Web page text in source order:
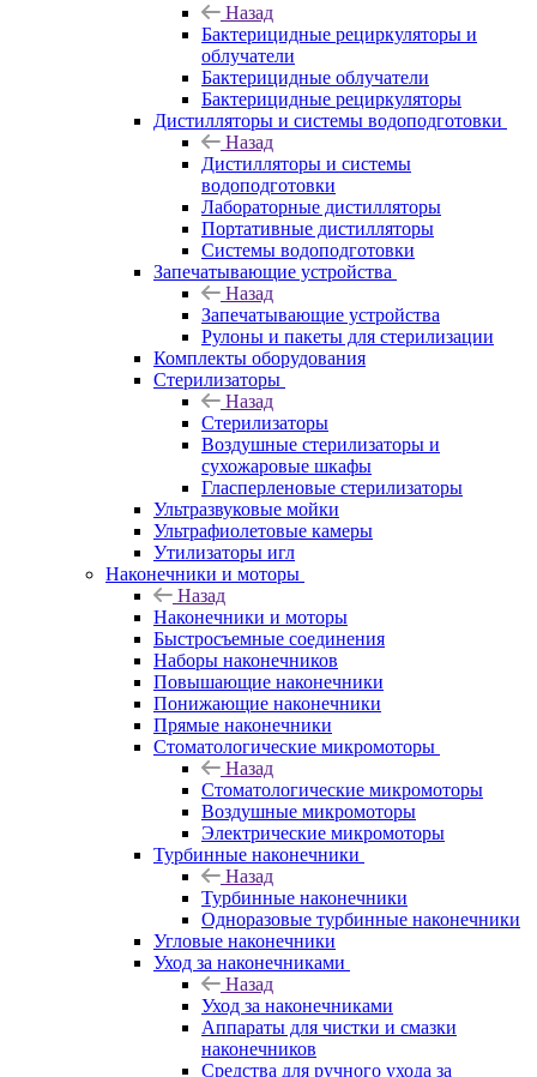
Назад
Бактерицидные рециркуляторы и
облучатели
Бактерицидные облучатели
Бактерицидные рециркуляторы
Дистилляторы и системы водоподготовки
Назад
Дистилляторы и системы
водоподготовки
Лабораторные дистилляторы
Портативные дистилляторы
Системы водоподготовки
Запечатывающие устройства
Назад
Запечатывающие устройства
Рулоны и пакеты для стерилизации
Комплекты оборудования
Стерилизаторы
Назад
Стерилизаторы
Воздушные стерилизаторы и
сухожаровые шкафы
Гласперленовые стерилизаторы
Ультразвуковые мойки
Ультрафиолетовые камеры
Утилизаторы игл
Наконечники и моторы
Назад
Наконечники и моторы
Быстросъемные соединения
Наборы наконечников
Повышающие наконечники
Понижающие наконечники
Прямые наконечники
Стоматологические микромоторы
Назад
Стоматологические микромоторы
Воздушные микромоторы
Электрические микромоторы
Турбинные наконечники
Назад
Турбинные наконечники
Одноразовые турбинные наконечники
Угловые наконечники
Уход за наконечниками
Назад
Уход за наконечниками
Аппараты для чистки и смазки
наконечников
Средства для ручного ухода за